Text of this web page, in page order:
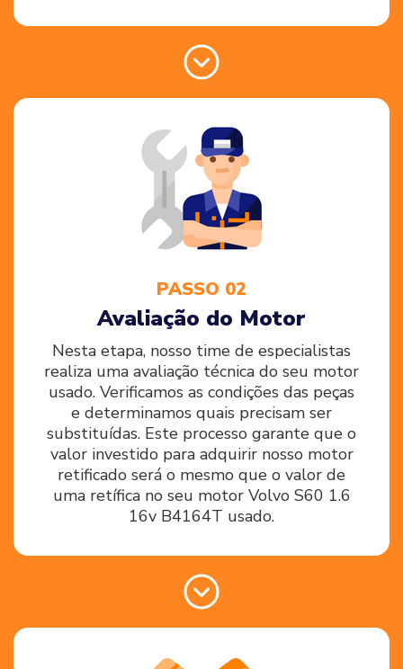
PASSO 02
Avaliação do Motor
Nesta etapa, nosso time de especialistas
realiza uma avaliação técnica do seu motor
usado. Verificamos as condições das peças
e determinamos quais precisam ser
substituídas. Este processo garante que o
valor investido para adquirir nosso motor
retificado será o mesmo que o valor de
uma retífica no seu motor Volvo S60 1.6
16v B4164T usado.